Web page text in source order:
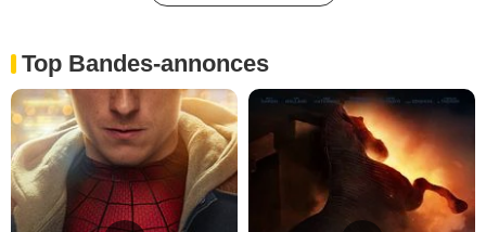
Top Bandes-annonces